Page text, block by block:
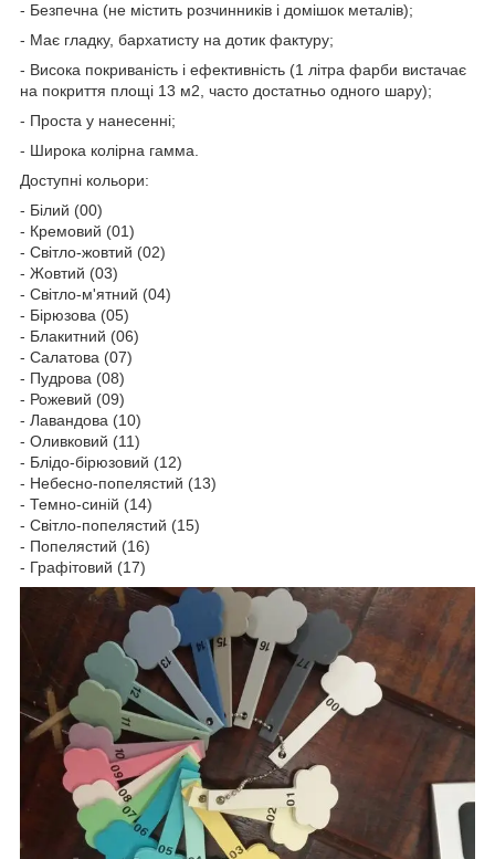
- Безпечна (не містить розчинників і домішок металів);
- Має гладку, бархатисту на дотик фактуру;
- Висока покриваність і ефективність (1 літра фарби вистачає
на покриття площі 13 м2, часто достатньо одного шару);
- Проста у нанесенні;
- Широка колірна гамма.
Доступні кольори:
- Білий (00)
- Кремовий (01)
- Світло-жовтий (02)
- Жовтий (03)
- Світло-м'ятний (04)
- Бірюзова (05)
- Блакитний (06)
- Салатова (07)
- Пудрова (08)
- Рожевий (09)
- Лавандова (10)
- Оливковий (11)
- Блідо-бірюзовий (12)
- Небесно-попелястий (13)
- Темно-синій (14)
- Світло-попелястий (15)
- Попелястий (16)
- Графітовий (17)